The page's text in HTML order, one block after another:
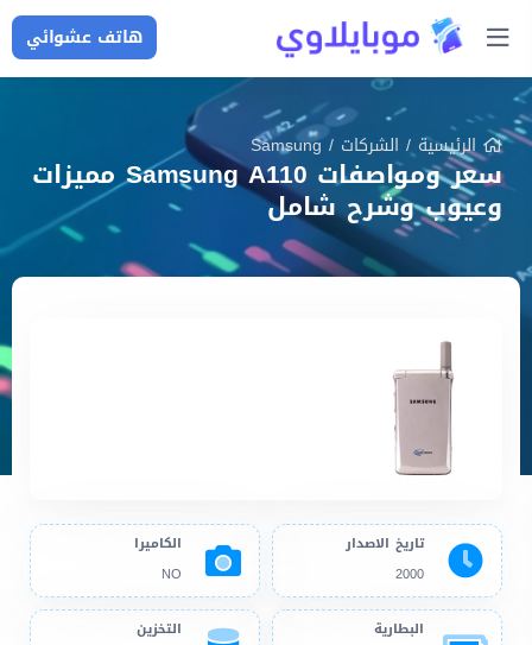
هاتف عشوائي
الرئيسية/ الشركات /
Samsung
سعر ومواصفات Samsung A110 مميزات
وعيوب وشرح شامل
تاريخ الاصدار
2000
الكاميرا
NO
البطارية
التخزين